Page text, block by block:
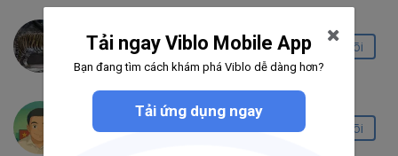
Thanh Nguyễn Chí
Theo dõi
Hoang Thai
Theo dõi
Tải ngay Viblo Mobile App
Bạn đang tìm cách khám phá Viblo dễ dàng hơn?
Tải ứng dụng ngay